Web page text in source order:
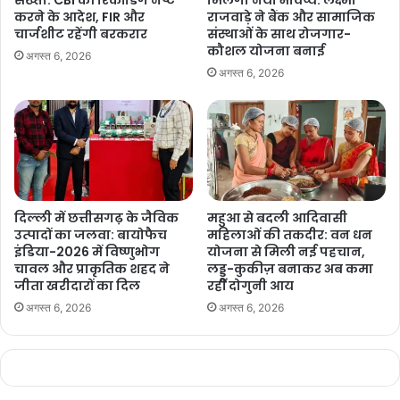
Manish Tiwari
करने के आदेश, FIR और
चार्जशीट रहेंगी बरकरार
अगस्त 6, 2026
राजवाड़े ने बैंक और सामाजिक
संस्थाओं के साथ रोजगार-
कौशल योजना बनाई
अगस्त 6, 2026
दिल्ली में छत्तीसगढ़ के जैविक
उत्पादों का जलवा: बायोफैच
इंडिया-2026 में विष्णुभोग
चावल और प्राकृतिक शहद ने
जीता खरीदारों का दिल
अगस्त 6, 2026
महुआ से बदली आदिवासी
महिलाओं की तकदीर: वन धन
योजना से मिली नई पहचान,
लड्डू-कुकीज़ बनाकर अब कमा
रहीं दोगुनी आय
अगस्त 6, 2026